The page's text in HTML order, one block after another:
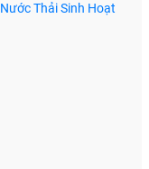
Thải Sinh Hoạt